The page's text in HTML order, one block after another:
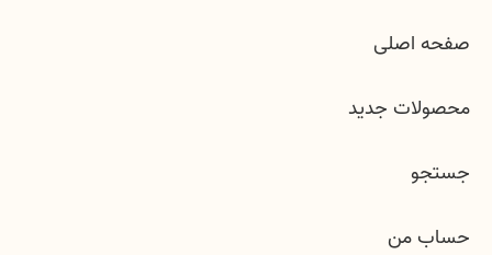
صفحه اصلی
محصولات جدید
جستجو
حساب من